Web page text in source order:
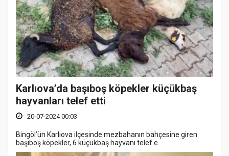
Karlıova’da başıboş köpekler küçükbaş
hayvanları telef etti
20-07-2024 00:03
Bingöl’ün Karlıova ilçesinde mezbahanın bahçesine giren
başıboş köpekler, 6 küçükbaş hayvanı telef e...